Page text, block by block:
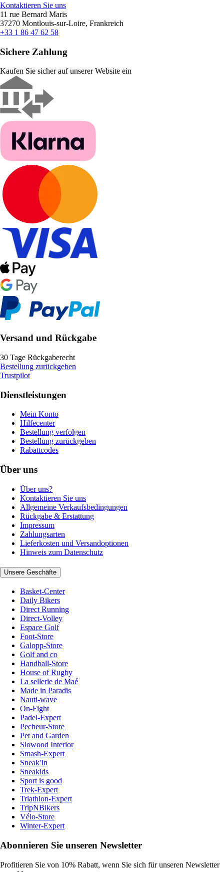
Kontaktieren Sie uns
11 rue Bernard Maris
37270 Montlouis-sur-Loire, Frankreich
+33 1 86 47 62 58
Sichere Zahlung
Kaufen Sie sicher auf unserer Website ein
Versand und Rückgabe
30 Tage Rückgaberecht
Bestellung zurückgeben
Trustpilot
Dienstleistungen
Mein Konto
Hilfecenter
Bestellung verfolgen
Bestellung zurückgeben
Rabattcodes
Über uns
Über uns?
Kontaktieren Sie uns
Allgemeine Verkaufsbedingungen
Rückgabe & Erstattung
Impressum
Zahlungsarten
Lieferkosten und Versandoptionen
Hinweis zum Datenschutz
Unsere Geschäfte
Basket-Center
Daily Bikers
Direct Running
Direct-Volley
Espace Golf
Foot-Store
Galopp-Store
Golf and co
Handball-Store
House of Rugby
La sellerie de Maé
Made in Paradis
Nauti-wave
On-Fight
Padel-Expert
Pecheur-Store
Pet and Garden
Slowood Interior
Smash-Expert
Sneak'In
Sneakids
Sport is good
Trek-Expert
Triathlon-Expert
TripNBikers
Vélo-Store
Winter-Expert
Abonnieren Sie unseren Newsletter
Profitieren Sie von 10% Rabatt, wenn Sie sich für unseren Newsletter